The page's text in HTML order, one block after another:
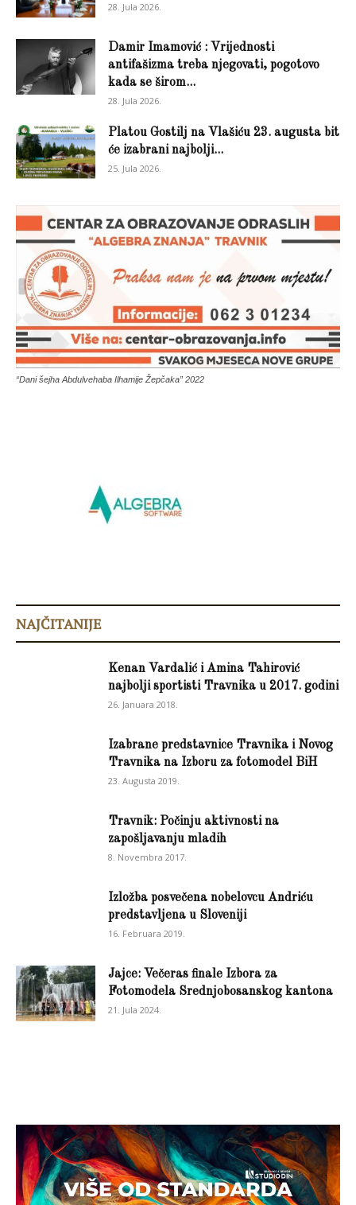
28. Jula 2026.
Damir Imamović : Vrijednosti
antifašizma treba njegovati, pogotovo
kada se širom...
28. Jula 2026.
Platou Gostilj na Vlašiću 23. augusta bit
će izabrani najbolji...
25. Jula 2026.
“Dani šejha Abdulvehaba Ilhamije Žepčaka” 2022
NAJČITANIJE
Kenan Vardalić i Amina Tahirović
najbolji sportisti Travnika u 2017. godini
26. Januara 2018.
Izabrane predstavnice Travnika i Novog
Travnika na Izboru za fotomodel BiH
23. Augusta 2019.
Travnik: Počinju aktivnosti na
zapošljavanju mladih
8. Novembra 2017.
Izložba posvečena nobelovcu Andriću
predstavljena u Sloveniji
16. Februara 2019.
Jajce: Večeras finale Izbora za
Fotomodela Srednjobosanskog kantona
21. Jula 2024.